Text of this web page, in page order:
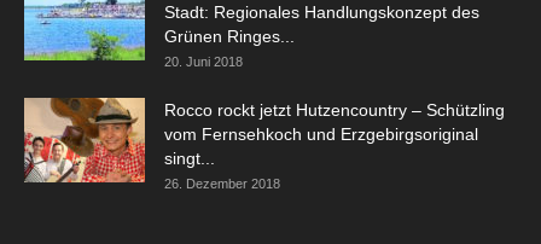
Stadt: Regionales Handlungskonzept des
Grünen Ringes...
20. Juni 2018
Rocco rockt jetzt Hutzencountry – Schützling
vom Fernsehkoch und Erzgebirgsoriginal
singt...
26. Dezember 2018